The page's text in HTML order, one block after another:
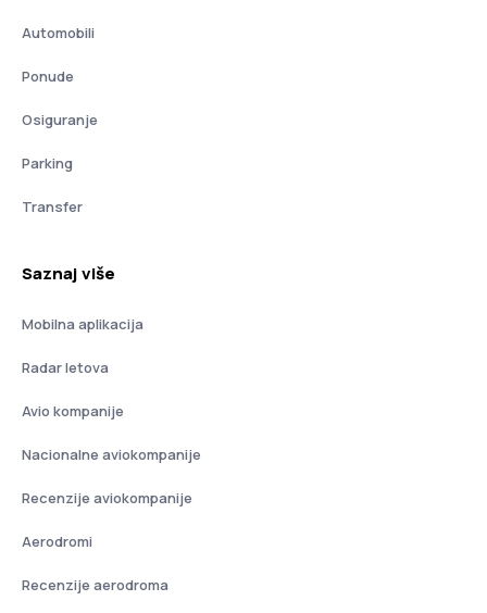
Automobili
Ponude
Osiguranje
Parking
Transfer
Saznaj više
Mobilna aplikacija
Radar letova
Avio kompanije
Nacionalne aviokompanije
Recenzije aviokompanije
Aerodromi
Recenzije aerodroma